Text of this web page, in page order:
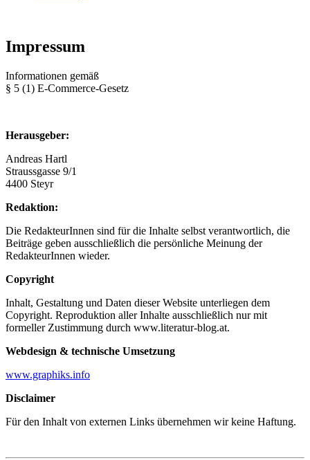
Impressum
Informationen gemäß
§ 5 (1) E-Commerce-Gesetz
Herausgeber:
Andreas Hartl
Straussgasse 9/1
4400 Steyr
Redaktion:
Die RedakteurInnen sind für die Inhalte selbst verantwortlich, die
Beiträge geben ausschließlich die persönliche Meinung der
RedakteurInnen wieder.
Copyright
Inhalt, Gestaltung und Daten dieser Website unterliegen dem
Copyright. Reproduktion aller Inhalte ausschließlich nur mit
formeller Zustimmung durch www.literatur-blog.at.
Webdesign & technische Umsetzung
www.graphiks.info
Disclaimer
Für den Inhalt von externen Links übernehmen wir keine Haftung.